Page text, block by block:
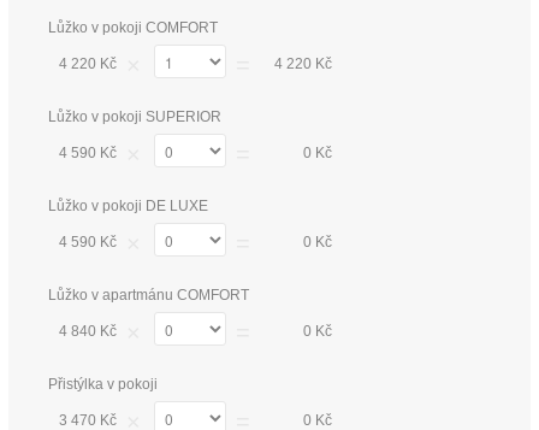
Lůžko v pokoji COMFORT
4 220 Kč 4 220 Kč
Lůžko v pokoji SUPERIOR
4 590 Kč 0 Kč
Lůžko v pokoji DE LUXE
4 590 Kč 0 Kč
Lůžko v apartmánu COMFORT
4 840 Kč 0 Kč
Přistýlka v pokoji
3 470 Kč 0 Kč